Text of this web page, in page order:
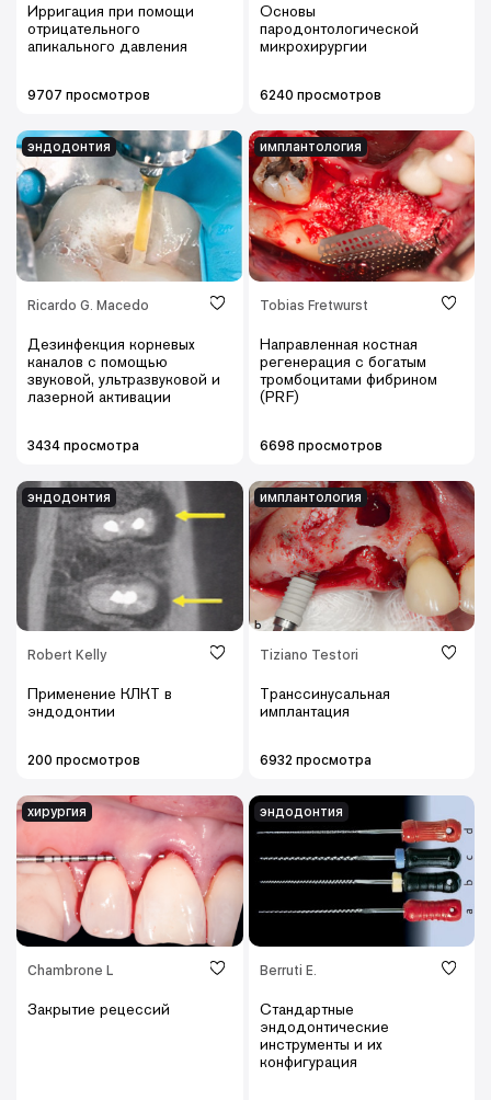
Ирригация при помощи
отрицательного
апикального давления
9707 просмотров
Основы
пародонтологической
микрохирургии
6240 просмотров
эндодонтия
Ricardo G. Macedo
Дезинфекция корневых
каналов с помощью
звуковой, ультразвуковой и
лазерной активации
3434 просмотра
имплантология
Tobias Fretwurst
Направленная костная
регенерация с богатым
тромбоцитами фибрином
(PRF)
6698 просмотров
эндодонтия
Robert Kelly
Применение КЛКТ в
эндодонтии
200 просмотров
имплантология
Tiziano Testori
Транссинусальная
имплантация
6932 просмотра
хирургия
Chambrone L
Закрытие рецессий
эндодонтия
Berruti E.
Стандартные
эндодонтические
инструменты и их
конфигурация